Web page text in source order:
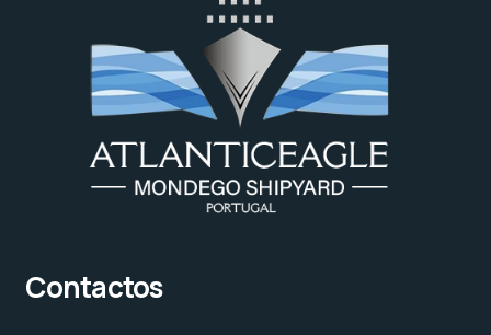
Contactos